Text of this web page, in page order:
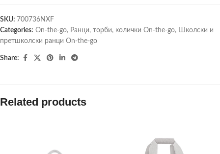
SKU: 700736NXF
Categories: On-the-go, Ранци, торби, колички On-the-go, Школски и
претшколски ранци On-the-go
Share:
Related products